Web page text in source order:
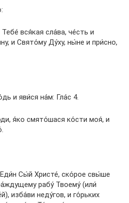
вся́кая сла́ва, че́сть и
и Свято́му Ду́ху, ны́не и при́сно,
и яви́ся на́м: Гла́с 4.
я́ко смято́шася ко́сти моя́, и
Сы́й Христе́, ско́рое свы́ше
рабу́ Твоему́ (или́
изба́ви неду́гов, и го́рьких